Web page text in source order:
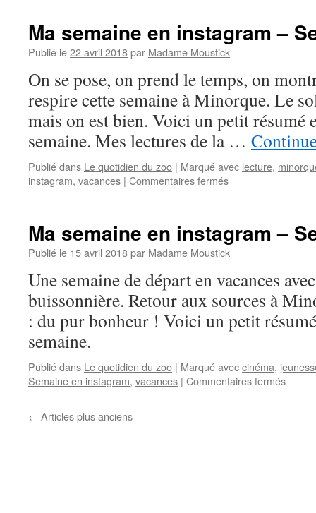
instagram
17
Ma semaine en instagram –
Publié le22 avril 2018par Madame Moustick
On se pose, on prend le temps, on
respire cette semaine à Minorque. Le
mais on est bien. Voici un petit résumé
semaine. Mes lectures de la …
Publié dans Le quotidien du zoo | Marqué avec lecture,
instagram, vacances | Commentaires fermés
instagram
–
16
Ma semaine en instagram –
Publié le 15 avril 2018par Madame Moustick
Une semaine de départ en vacances
buissonnière. Retour aux sources à
: du pur bonheur ! Voici un petit
semaine.
Publié dans Le quotidien du zoo | Marqué aveccinéma,
Semaine en instagram, vacances | Commentaires fermés
← Articles plus anciens